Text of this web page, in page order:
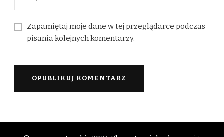
Zapamiętaj moje dane w tej przeglądarce podczas
pisania kolejnych komentarzy.